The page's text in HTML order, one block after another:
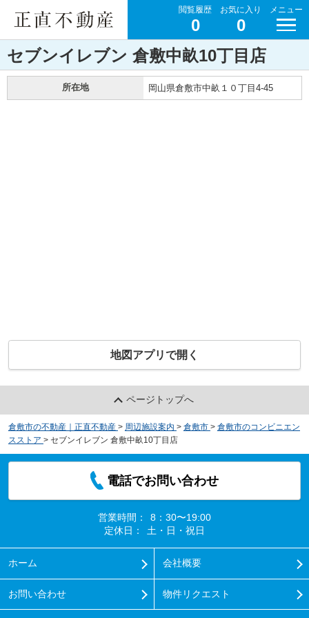
閲覧履歴
0
お気に入り
0
メニュー
セブンイレブン 倉敷中畝10丁目店
所在地 岡山県倉敷市中畝１０丁目4-45
地図アプリで開く
ページトップへ
倉敷市の不動産｜正直不動産 > 周辺施設案内 > 倉敷市 > 倉敷市のコンビニエン
スストア > セブンイレブン 倉敷中畝10丁目店
電話でお問い合わせ
営業時間：
8：30〜19:00
定休日：
土・日・祝日
ホーム 会社概要
お問い合わせ 物件リクエスト